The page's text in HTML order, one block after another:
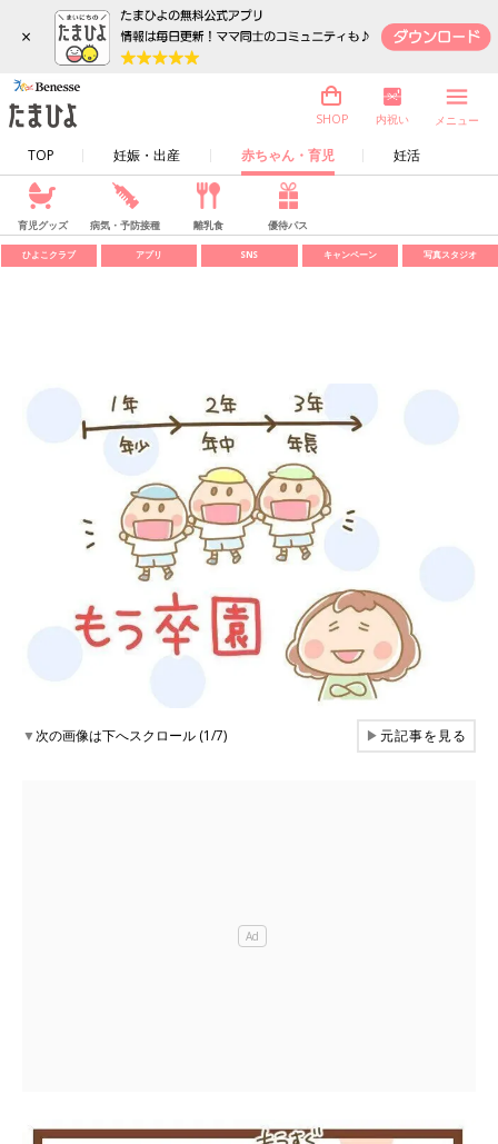
×
TOP 妊娠・出産 赤ちゃん・育児 妊活
SHOP 内祝い メニュー
育児グッズ 病気・予防接種 離乳食 優待パス
ひよこクラブ アプリ SNS キャンペーン 写真スタジオ
▼次の画像は下へスクロール (1/7) ▶元記事を見る